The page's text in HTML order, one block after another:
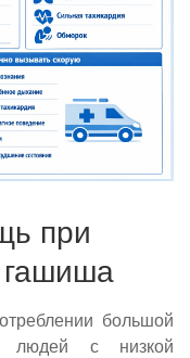
при
гашиша
большой
людей с низкой